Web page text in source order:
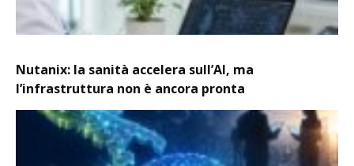
Nutanix: la sanità accelera sull’AI, ma
l’infrastruttura non è ancora pronta